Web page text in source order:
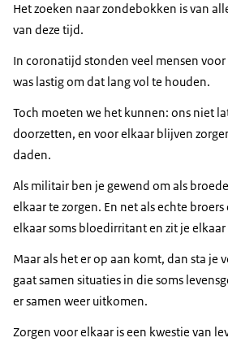
Het zoeken naar zondebokken is van
van deze tijd.
In coronatijd stonden veel mensen
was lastig om dat lang vol te houden.
Toch moeten we het kunnen: ons niet
doorzetten, en voor elkaar blijven
daden.
Als militair ben je gewend om als
elkaar te zorgen. En net als echte broers
elkaar soms bloedirritant en zit je
Maar als het er op aan komt, dan sta je
gaat samen situaties in die soms
er samen weer uitkomen.
Zorgen voor elkaar is een kwestie van